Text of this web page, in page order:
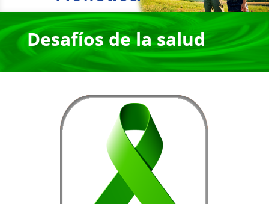
Desafíos de la salud